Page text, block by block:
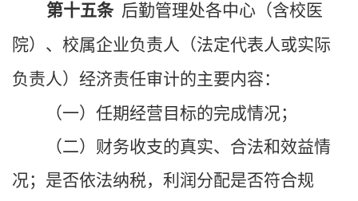
第十五条后勤管理处各中心（含校医
院） 、校属企业负责人（法定代表人或实际
负责人）经济责任审计的主要内容：
（一）任期经营目标的完成情况；
（二）财务收支的真实、合法和效益情
况；是否依法纳税，利润分配是否符合规